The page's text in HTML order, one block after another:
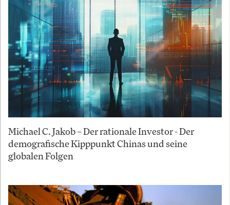
Michael C. Jakob – Der rationale Investor - Der
demografische Kipppunkt Chinas und seine
globalen Folgen